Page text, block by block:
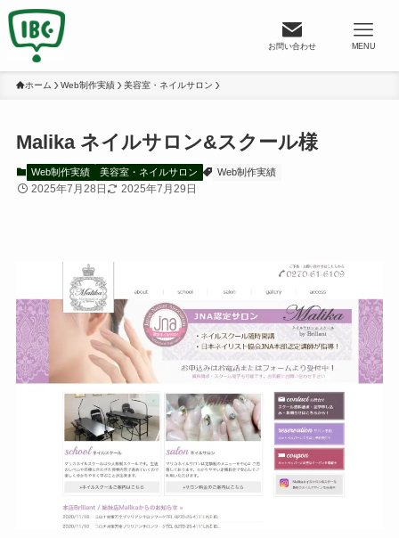
お問い合わせ MENU
ホーム Web制作実績 美容室・ネイルサロン
Malika ネイルサロン&スクール様
Web制作実績 美容室・ネイルサロン Web制作実績
2025年7月28日 2025年7月29日